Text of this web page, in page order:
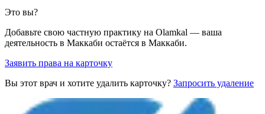
Это вы?
Добавьте свою частную практику на Olamkal — ваша
деятельность в Маккаби остаётся в Маккаби.
Заявить права на карточку
Вы этот врач и хотите удалить карточку? Запросить удаление